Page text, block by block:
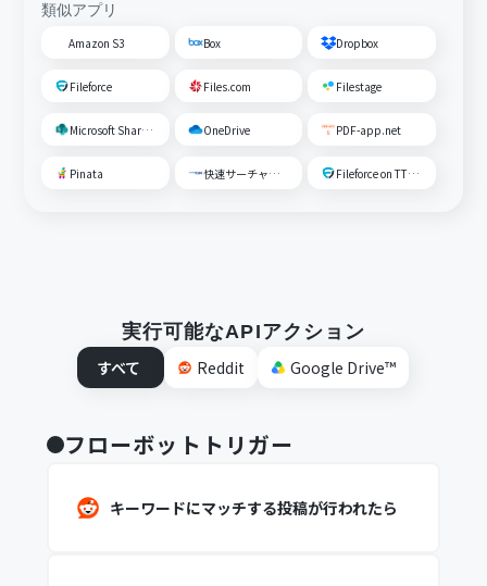
類似アプリ
Amazon S3 Box Dropbox
Fileforce Files.com Filestage
Microsoft SharePoint OneDrive PDF-app.net
Pinata 快速サーチャーGX Fileforce on TTS Cloud
実行可能なAPIアクション
すべて
Reddit Google Drive™
フローボットトリガー
キーワードにマッチする投稿が行われたら